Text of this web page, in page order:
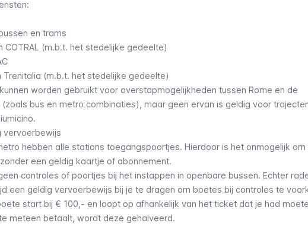
en trams
COTRAL (m.b.t. het stedelijke gedeelte)
Trenitalia (m.b.t. het stedelijke gedeelte)
worden gebruikt voor overstapmogelijkheden tussen Rome en de
(zoals bus en metro combinaties), maar geen ervan is geldig voor
.
vervoerbewijs
hebben alle stations toegangspoortjes. Hierdoor is het onmogelijk om
een geldig kaartje of abonnement.
controles of poortjes bij het instappen in openbare bussen. Echter
een geldig vervoerbewijs bij je te dragen om boetes bij controles te
start bij € 100,- en loopt op afhankelijk van het ticket dat je had
meteen betaalt, wordt deze gehalveerd.